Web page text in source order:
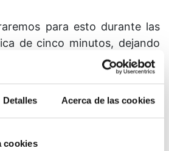
Detalles Acerca de las cookies
cookies
para esto durante las
de cinco minutos, dejando
en nosotros tal como
de nuestro Padre y la
a ti o a cualquiera que desee